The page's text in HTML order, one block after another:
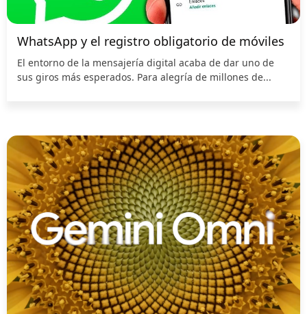
WhatsApp y el registro obligatorio de móviles
El entorno de la mensajería digital acaba de dar uno de
sus giros más esperados. Para alegría de millones de...